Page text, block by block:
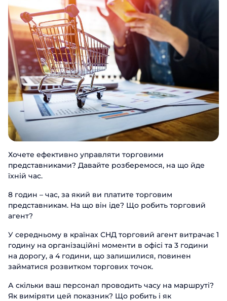
Хочете ефективно управляти торговими
представниками? Давайте розберемося, на що йде
їхній час.
8 годин – час, за який ви платите торговим
представникам. На що він іде? Що робить торговий
агент?
У середньому в країнах СНД торговий агент витрачає 1
годину на організаційні моменти в офісі та 3 години
на дорогу, а 4 години, що залишилися, повинен
займатися розвитком торгових точок.
А скільки ваш персонал проводить часу на маршруті?
Як виміряти цей показник? Що робить і як